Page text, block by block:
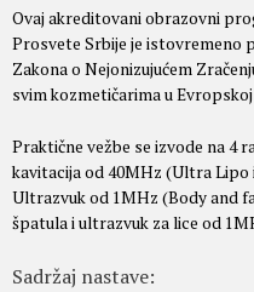
Ovaj akreditovani obrazovni
Prosvete Srbije je istovremeno
Zakona o Nejonizujućem
svim kozmetičarima u
Praktične vežbe se izvode na 4
kavitacija od 40MHz (Ultra
Ultrazvuk od 1MHz (Body and
špatula i ultrazvuk za lice od
Sadržaj nastave: